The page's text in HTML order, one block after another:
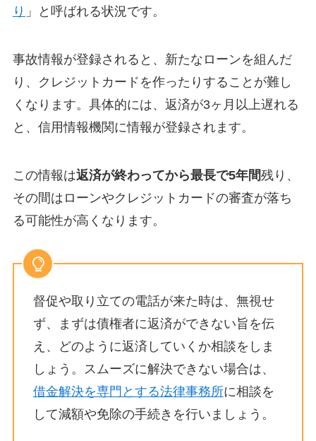
り 」と呼ばれる状況です。
事故情報が登録されると、新たなローンを組んだ
り、クレジットカードを作ったりすることが難し
くなります。具体的には、返済が3ヶ月以上遅れる
と、信用情報機関に情報が登録されます。
この情報は返済が終わってから最長で5年間残り、
その間はローンやクレジットカードの審査が落ち
る可能性が高くなります。
督促や取り立ての電話が来た時は、無視せ
ず、まずは債権者に返済ができない旨を伝
え、どのように返済していくか相談をしま
しょう。スムーズに解決できない場合は、
借金解決を専門とする法律事務所に相談を
して減額や免除の手続きを行いましょう。